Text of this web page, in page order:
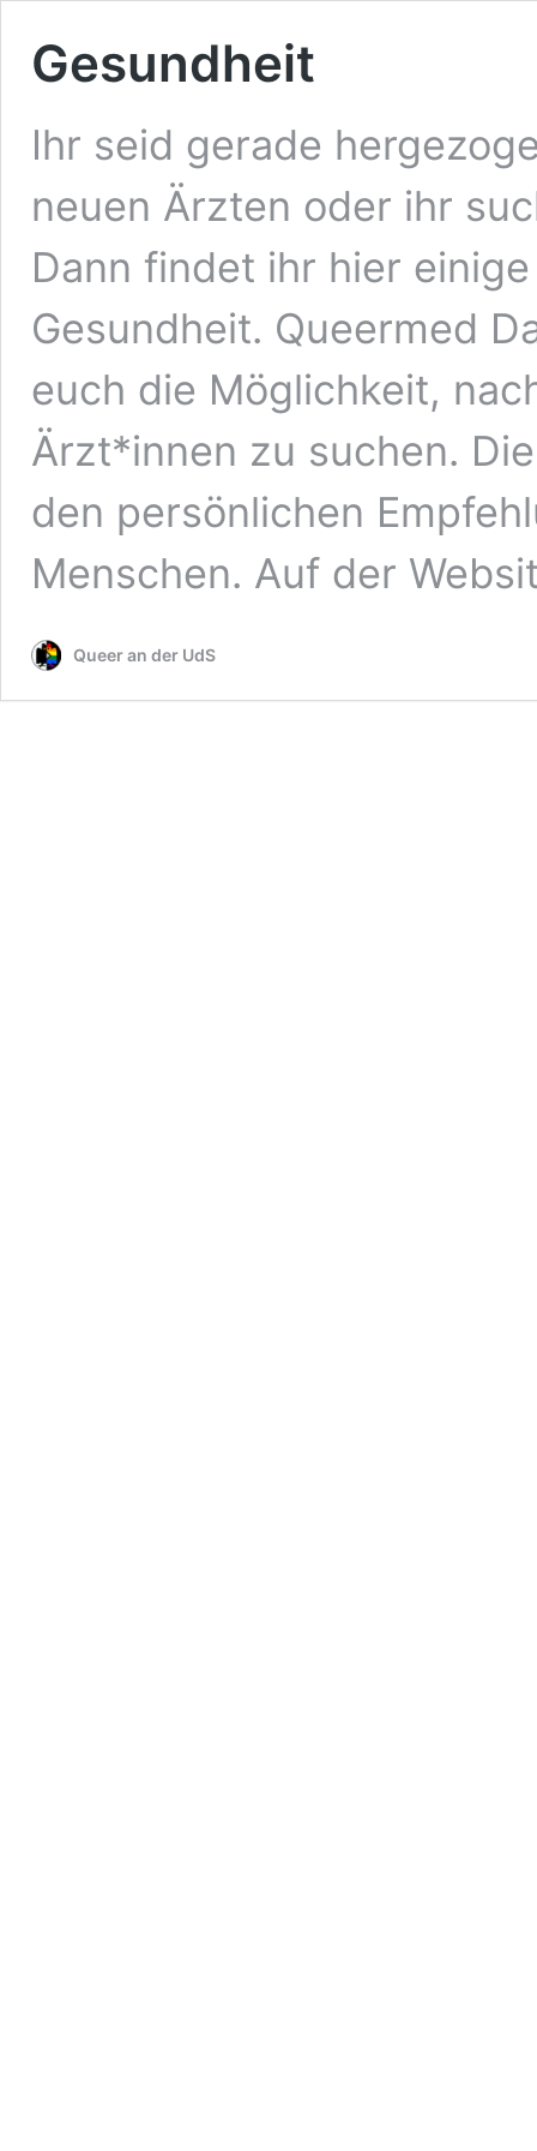
Gesundheit
Ihr seid gerade
neuen Ärzten oder ihr
Dann findet ihr hier
Gesundheit. Queermed
euch die Möglichkeit,
Ärzt*innen zu suchen.
den persönlichen
Menschen. Auf der
Queer an der UdS